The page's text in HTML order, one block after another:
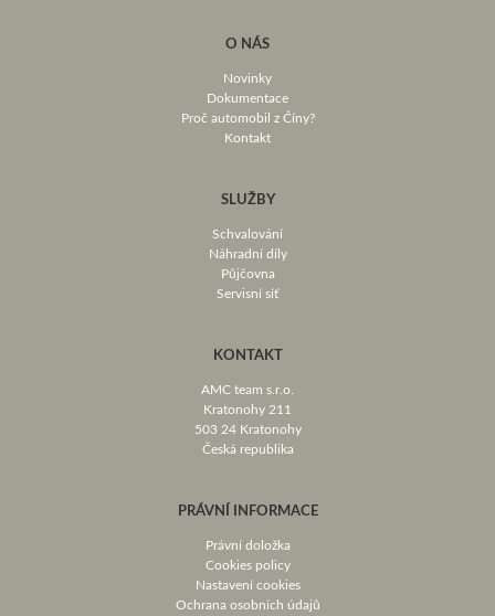
O NÁS
Novinky
Dokumentace
Proč automobil z Číny?
Kontakt
SLUŽBY
Schvalování
Náhradní díly
Půjčovna
Servisní síť
KONTAKT
AMC team s.r.o.
Kratonohy 211
503 24 Kratonohy
Česká republika
PRÁVNÍ INFORMACE
Právní doložka
Cookies policy
Nastavení cookies
Ochrana osobních údajů